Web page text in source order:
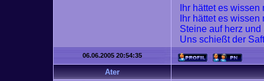
Ihr hättet es wissen
Ihr hättet es wissen
Steine auf herz und
Uns schießt der
06.06.2005 20:54:35
Ater